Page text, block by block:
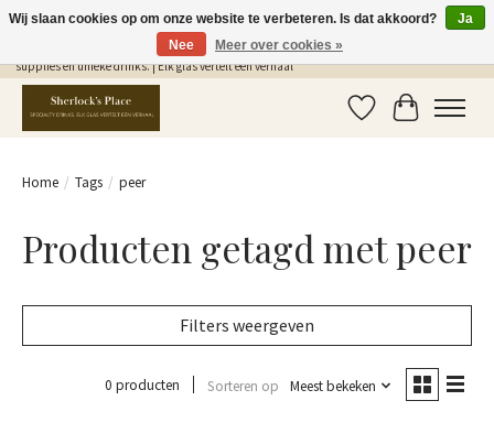
Gratis Verzending in NL vanaf €75,- | Sherlocks Place: dé plek voor MONIN siropen, bar
supplies en unieke drinks. | Elk glas vertelt een verhaal
Verlanglijst
Home / Tags / peer
Producten getagd met peer
Filters weergeven
0 producten Sorteren op Meest bekeken
Wij slaan cookies op om onze website te verbeteren. Is dat akkoord?
Ja
Nee
Meer over cookies »